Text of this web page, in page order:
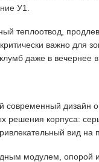
У1
теплоотвод,
важно для
даже в вечернее
современный дизайн
решения корпуса:
вид на
модулем, опорой